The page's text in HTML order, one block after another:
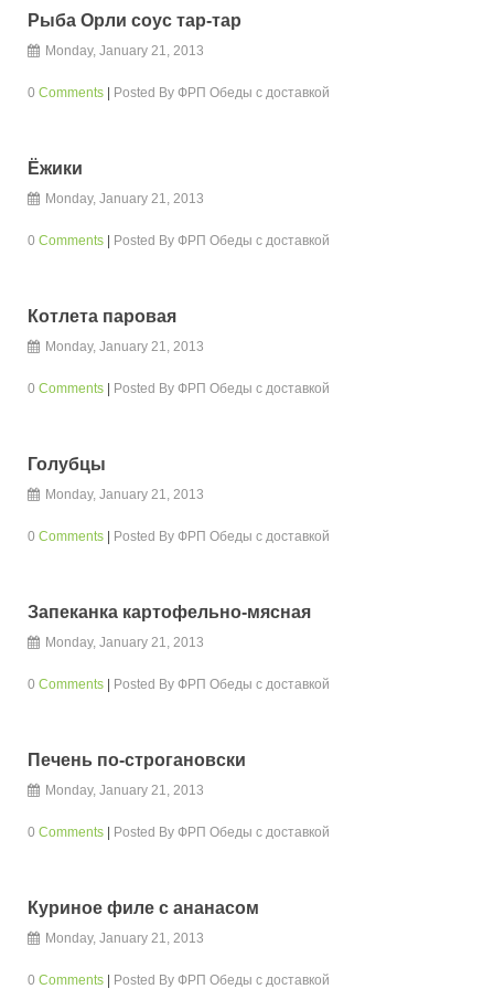
Рыба Орли соус тар-тар
Monday, January 21, 2013
0 Comments Posted By ФРП Обеды с доставкой
Ёжики
Monday, January 21, 2013
0 Comments Posted By ФРП Обеды с доставкой
Котлета паровая
Monday, January 21, 2013
0 Comments Posted By ФРП Обеды с доставкой
Голубцы
Monday, January 21, 2013
0 Comments Posted By ФРП Обеды с доставкой
Запеканка картофельно-мясная
Monday, January 21, 2013
0 Comments Posted By ФРП Обеды с доставкой
Печень по-строгановски
Monday, January 21, 2013
0 Comments Posted By ФРП Обеды с доставкой
Куриное филе с ананасом
Monday, January 21, 2013
0 Comments Posted By ФРП Обеды с доставкой